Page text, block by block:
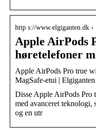
http s://www.elgiganten.dk
Apple AirPods
høretelefoner
Apple AirPods Pro true
MagSafe-etui | Elgiganten
Disse Apple AirPods Pro
med avanceret teknologi,
og en utr